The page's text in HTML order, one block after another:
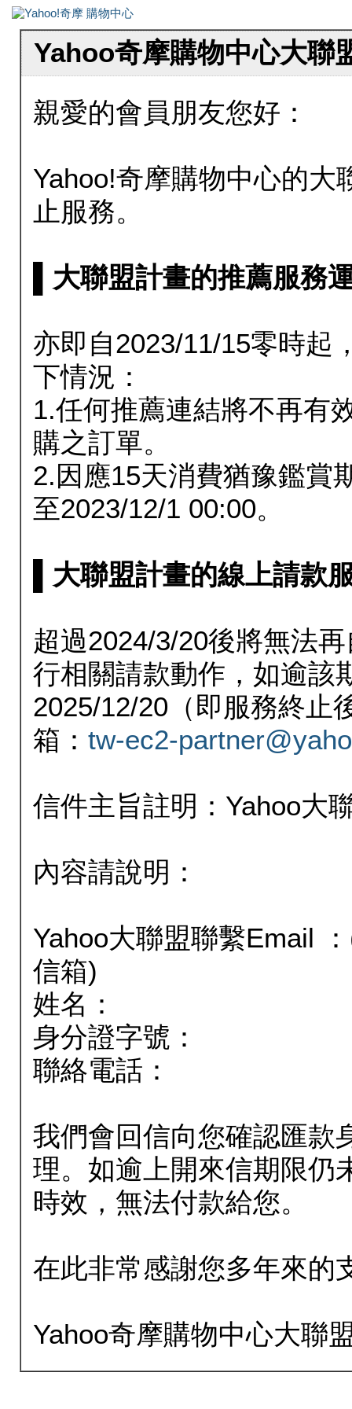
Yahoo奇摩購物中心大聯
親愛的會員朋友您好：
Yahoo!奇摩購物中心的大
止服務。
▌大聯盟計畫的推薦服務
亦即自2023/11/15零時起
下情況：
1.任何推薦連結將不再有
購之訂單。
2.因應15天消費猶豫鑑賞
至2023/12/1 00:00。
▌大聯盟計畫的線上請款
超過2024/3/20後將無法
行相關請款動作，如逾該
2025/12/20（即服務終止
箱： tw-ec2-
信件主旨註明：Yahoo大
內容請說明：
Yahoo大聯盟聯繫Email
信箱)
姓名：
身分證字號：
聯絡電話：
我們會回信向您確認匯款
理。如逾上開來信期限仍
時效，無法付款給您。
在此非常感謝您多年來的
Yahoo奇摩購物中心大